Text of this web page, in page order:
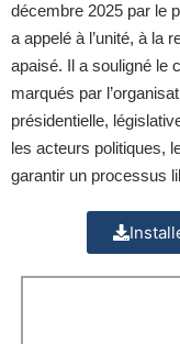
décembre 2025 par le
a appelé à l’unité, à la
apaisé. Il a souligné le
marqués par
présidentielle,
les acteurs politiques,
garantir un processus